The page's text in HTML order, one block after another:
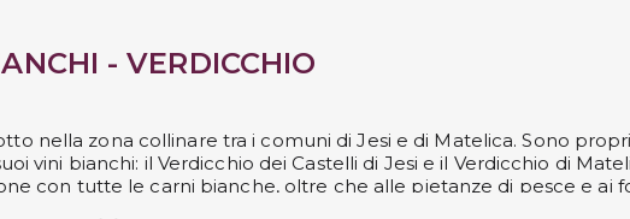
- VERDICCHIO
nella zona collinare tra i comuni di Jesi e di Matelica. Sono
vini bianchi: il Verdicchio dei Castelli di Jesi e il Verdicchio di
con tutte le carni bianche, oltre che alle pietanze di pesce e ai